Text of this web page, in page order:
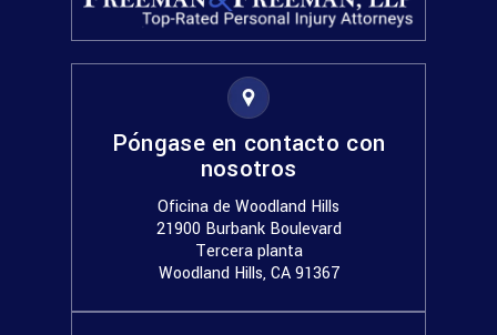
Póngase en contacto con
nosotros
Oficina de Woodland Hills
21900 Burbank Boulevard
Tercera planta
Woodland Hills, CA 91367